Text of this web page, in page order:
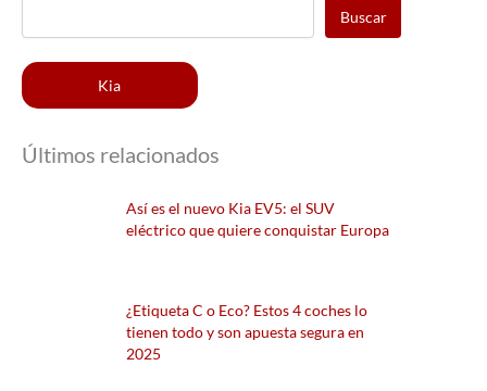
Buscar
Kia
Últimos relacionados
Así es el nuevo Kia EV5: el SUV
eléctrico que quiere conquistar Europa
¿Etiqueta C o Eco? Estos 4 coches lo
tienen todo y son apuesta segura en
2025